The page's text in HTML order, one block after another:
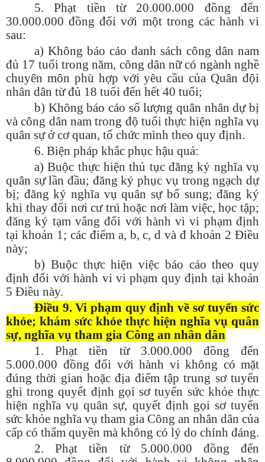
5. Phạt tiền từ 20.000.000 đồng đến
30.000.000 đồng đối với một trong các hành vi
sau:
a) Không báo cáo danh sách công dân nam
đủ 17 tuổi trong năm, công dân nữ có ngành nghề
chuyên môn phù hợp với yêu cầu của Quân đội
nhân dân từ đủ 18 tuổi đến hết 40 tuổi;
b) Không báo cáo số lượng quân nhân dự bị
và công dân nam trong độ tuổi thực hiện nghĩa vụ
quân sự ở cơ quan, tổ chức mình theo quy định.
6. Biện pháp khắc phục hậu quả:
a) Buộc thực hiện thủ tục đăng ký nghĩa vụ
quân sự lần đầu; đăng ký phục vụ trong ngạch dự
bị; đăng ký nghĩa vụ quân sự bổ sung; đăng ký
khi thay đổi nơi cư trú hoặc nơi làm việc, học tập;
đăng ký tạm vắng đối với hành vi vi phạm định
tại khoản 1; các điểm a, b, c, d và đ khoản 2 Điều
này;
b) Buộc thực hiện việc báo cáo theo quy
định đối với hành vi vi phạm quy định tại khoản
5 Điều này.
Điều 9. Vi phạm quy định về sơ tuyển sức
khỏe; khám sức khỏe thực hiện nghĩa vụ quân
sự, nghĩa vụ tham gia Công an nhân dân
1. Phạt tiền từ 3.000.000 đồng đến
5.000.000 đồng đối với hành vi không có mặt
đúng thời gian hoặc địa điểm tập trung sơ tuyển
ghi trong quyết định gọi sơ tuyển sức khỏe thực
hiện nghĩa vụ quân sự, quyết định gọi sơ tuyển
sức khỏe nghĩa vụ tham gia Công an nhân dân của
cấp có thẩm quyền mà không có lý do chính đáng.
2. Phạt tiền từ 5.000.000 đồng đến